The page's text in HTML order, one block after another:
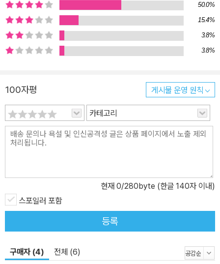
빼고, 덱스터는 난생 처음으로 검은 승객 없이 혼자서 사건을 처리해
야 하는 데다 시시각각 자신에게 닥쳐오는 위협에 대처하면서 사라진
검은 승객의 행방까지 찾아내야 하는 위기에 놓인다. 늘 함께 있기에
그의 일부로 느껴왔던 검은 승객. 대체 그 정체는 무엇일까? 믿을 수
아닌 것도 될 수 없는 덱스터의 고민과 방황을 전면에 내세우고 있다.
자신의 ‘존재의 이유’를 심도 있게 탐구하고, 그의 내면에서 암흑의 살
인 본능을 속삭여 왔던 검은 승객을 처음으로 이해하기 시작하며, ‘리
틀 덱스터’와도 같은 두 아이를 바른 길(?)로 이끌어주려 고민하는 덱
스터의 모습은 조금은 낯설기까지 하다. 작가 제프 린제이는 덱스터
그의 성장통은 앞만 보고 달려온 것 같은 전편을 지나 ‘덱스터’라는 구
체적인 하나의 인물을 확립하기 위한 필수적인 과정일 것이다. 그러
나 한번 손에 들면 내려놓을 수 없는 특유의 박진감과 속도 그리고 인
간보다 더 철저하게 인간을 꿰뚫는 덱스터만의 블랙유머는 <어둠 속
의 덱스터>를 최고의 스릴러로 꼽는 데 주저함이 없게 만든다. 쇼타
쇼타임에서 방영되고 있는 TV시리즈 <덱스터Dexter> 역시 날로
50.0%
15.4%
3.8%
3.8%
100자평 게시물 운영 원칙
카테고리
현재 0/280byte (한글 140자 이내)
스포일러 포함
등록
구매자 (4) 전체 (6)